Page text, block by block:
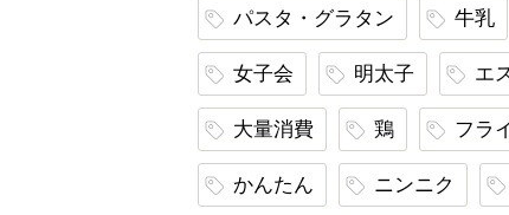
パスタ・グラタン 牛乳
女子会 明太子 エ
大量消費 鶏 フラ
かんたん ニンニク